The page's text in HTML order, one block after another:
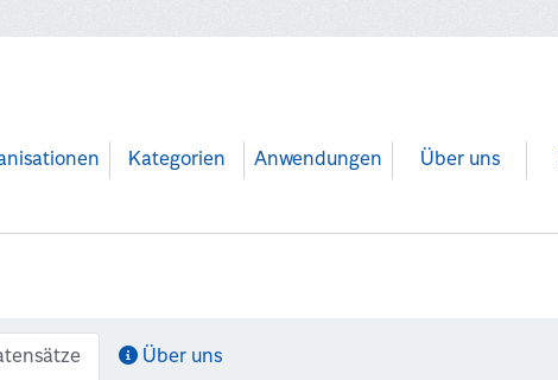
Kategorien Anwendungen Über uns
Über uns